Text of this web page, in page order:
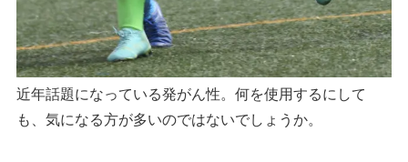
近年話題になっている発がん性。何を使用するにして
も、気になる方が多いのではないでしょうか。